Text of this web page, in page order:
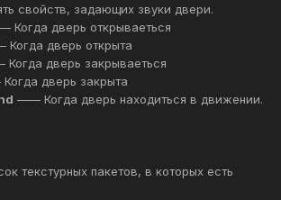
свойств, задающих звуки двери.
Когда дверь открываеться
дверь открыта
дверь закрываеться
дверь закрыта
—— Когда дверь находиться в движении.
текстурных пакетов, в которых есть